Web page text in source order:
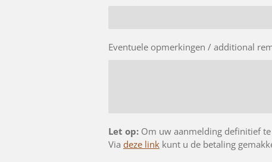
Eventuele opmerkingen / additional
Let op: Om uw aanmelding definitief
Via deze link kunt u de betaling